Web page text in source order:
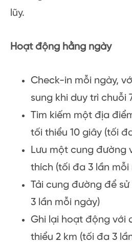
lũy.
Hoạt động hằng ngày
Check-in mỗi ngày,
sung khi duy trì chuỗi
Tìm kiếm một địa
tối thiểu 10 giây (tối
Lưu một cung đường
thích (tối đa 3 lần mỗi
Tải cung đường để
3 lần mỗi ngày)
Ghi lại hoạt động với
thiểu 2 km (tối đa 3